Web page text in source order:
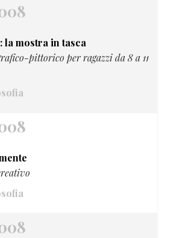
la mostra in tasca
pittorico per ragazzi da 8 a 11